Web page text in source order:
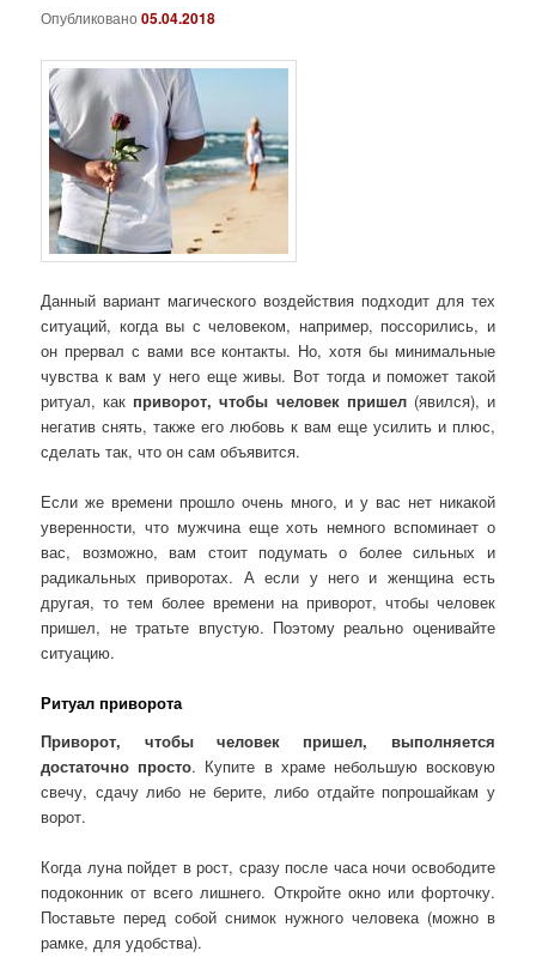
Опубликовано05.04.2018
Данный вариант магического воздействия подходит для тех
ситуаций, когда вы с человеком, например, поссорились, и
он прервал с вами все контакты. Но, хотя бы минимальные
чувства к вам у него еще живы. Вот тогда и поможет такой
ритуал, как приворот, чтобы человек пришел(явился), и
негатив снять, также его любовь к вам еще усилить и плюс,
сделать так, что он сам объявится.
Если же времени прошло очень много, и у вас нет никакой
уверенности, что мужчина еще хоть немного вспоминает о
вас, возможно, вам стоит подумать о более сильных и
радикальных приворотах. А если у него и женщина есть
другая, то тем более времени на приворот, чтобы человек
пришел, не тратьте впустую. Поэтому реально оценивайте
ситуацию.
Ритуал приворота
Приворот, чтобы человек пришел, выполняется
достаточно просто. Купите в храме небольшую восковую
свечу, сдачу либо не берите, либо отдайте попрошайкам у
ворот.
Когда луна пойдет в рост, сразу после часа ночи освободите
подоконник от всего лишнего. Откройте окно или форточку.
Поставьте перед собой снимок нужного человека (можно в
рамке, для удобства).